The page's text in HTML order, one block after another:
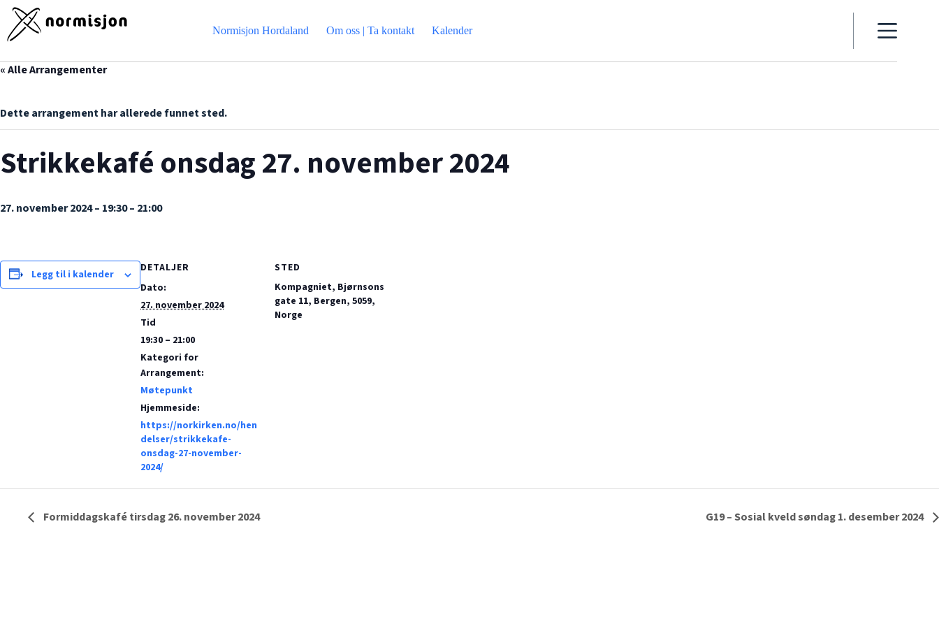
Hopp
innholdet
Normisjon Hordaland Om oss | Ta kontakt Kalender
« Alle Arrangementer
Dette arrangement har allerede funnet sted.
Strikkekafé onsdag 27. november 2024
27. november 2024 – 19:30– 21:00
Legg til i kalender
DETALJER
Dato:
27. november 2024
Tid
19:30 – 21:00
Kategori for
Arrangement:
Møtepunkt
Hjemmeside:
https://norkirken.no/hen
delser/strikkekafe-
onsdag-27-november-
2024/
STED
Kompagniet, Bjørnsons
gate 11, Bergen, 5059,
Norge
Formiddagskafé tirsdag 26. november 2024 G19 – Sosial kveld søndag 1. desember 2024